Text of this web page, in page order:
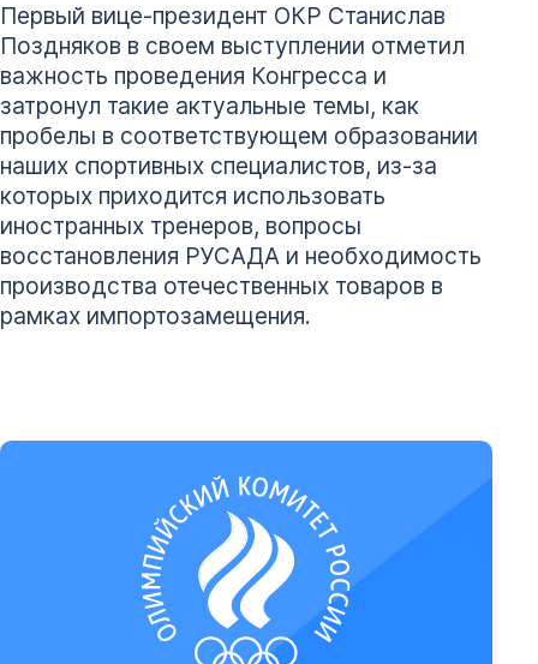
Первый вице-президент ОКР Станислав
Поздняков в своем выступлении отметил
важность проведения Конгресса и
затронул такие актуальные темы, как
пробелы в соответствующем образовании
наших спортивных специалистов, из-за
которых приходится использовать
иностранных тренеров, вопросы
восстановления РУСАДА и необходимость
производства отечественных товаров в
рамках импортозамещения.